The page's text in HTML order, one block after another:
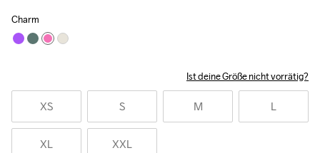
Charm
Ist deine Größe nicht vorrätig?
XS S M L
XL XXL